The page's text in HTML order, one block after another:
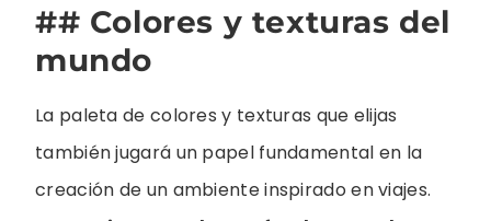
## Colores y texturas del
mundo
La paleta de colores y texturas que elijas
también jugará un papel fundamental en la
creación de un ambiente inspirado en viajes.